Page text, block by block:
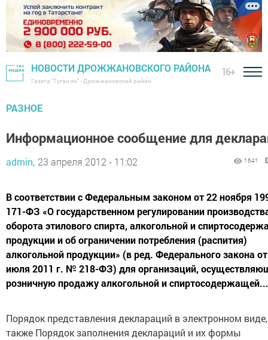
НОВОСТИ ДРОЖЖАНОВСКОГО РАЙОНА
Газета "Туган як" - Дрожжановский район
16+
РАЗНОЕ
Информационное сообщение для
admin, 23 апреля 2012 - 11:02 1641
В соответствии с Федеральным законом от 22 ноября
171-ФЗ «О государственном регулировании
оборота этилового спирта, алкогольной и
продукции и об ограничении потребления (распития)
алкогольной продукции» (в ред. Федерального закона
июля 2011 г. № 218-ФЗ) для организаций,
розничную продажу алкогольной и спиртосодержащей...
Порядок представления деклараций в электронном
также Порядок заполнения деклараций и их формы